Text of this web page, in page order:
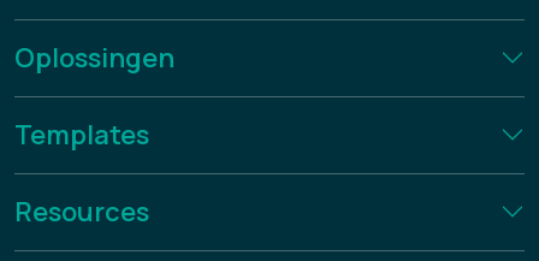
Oplossingen
Templates
Resources